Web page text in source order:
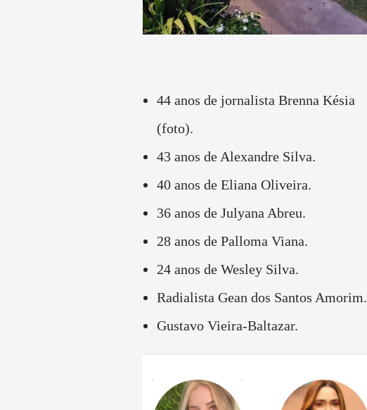
44 anos de jornalista Brenna Késia
(foto).
43 anos de Alexandre Silva.
40 anos de Eliana Oliveira.
36 anos de Julyana Abreu.
28 anos de Palloma Viana.
24 anos de Wesley Silva.
Radialista Gean dos Santos Amorim.
Gustavo Vieira-Baltazar.